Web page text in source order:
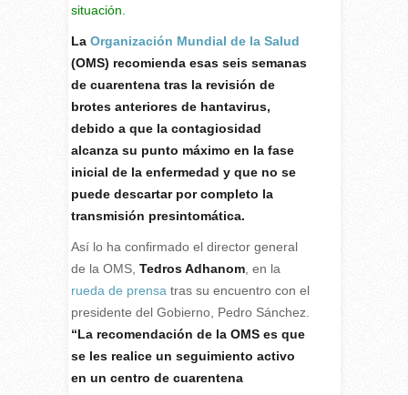
situación.
La Organización Mundial de la Salud
(OMS) recomienda esas seis semanas
de cuarentena tras la revisión de
brotes anteriores de hantavirus,
debido a que la contagiosidad
alcanza su punto máximo en la fase
inicial de la enfermedad y que no se
puede descartar por completo la
transmisión presintomática.
Así lo ha confirmado el director general
de la OMS, Tedros Adhanom, en la
rueda de prensa tras su encuentro con el
presidente del Gobierno, Pedro Sánchez.
“La recomendación de la OMS es que
se les realice un seguimiento activo
en un centro de cuarentena